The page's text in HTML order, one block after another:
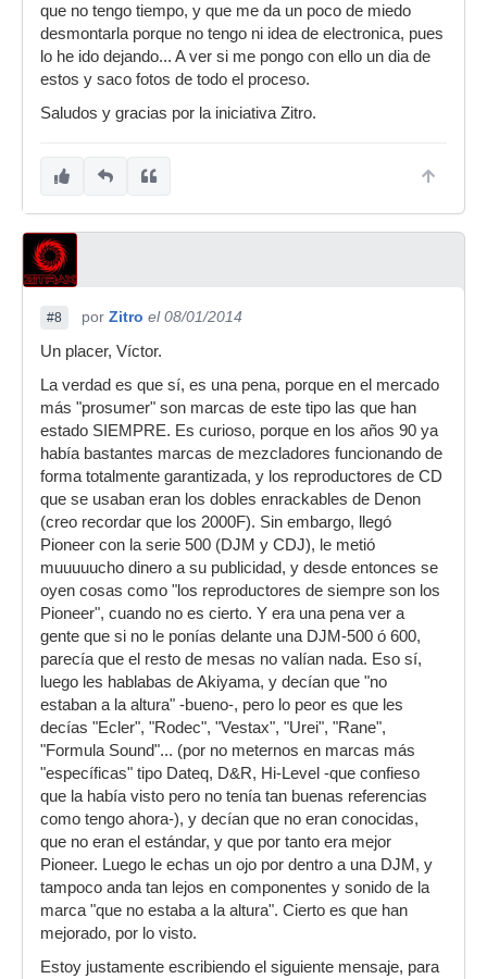
que no tengo tiempo, y que me da un poco de miedo
desmontarla porque no tengo ni idea de electronica, pues
lo he ido dejando... A ver si me pongo con ello un dia de
estos y saco fotos de todo el proceso.
Saludos y gracias por la iniciativa Zitro.
#8 por Zitro el 08/01/2014
Un placer, Víctor.
La verdad es que sí, es una pena, porque en el mercado
más "prosumer" son marcas de este tipo las que han
estado SIEMPRE. Es curioso, porque en los años 90 ya
había bastantes marcas de mezcladores funcionando de
forma totalmente garantizada, y los reproductores de CD
que se usaban eran los dobles enrackables de Denon
(creo recordar que los 2000F). Sin embargo, llegó
Pioneer con la serie 500 (DJM y CDJ), le metió
muuuuucho dinero a su publicidad, y desde entonces se
oyen cosas como "los reproductores de siempre son los
Pioneer", cuando no es cierto. Y era una pena ver a
gente que si no le ponías delante una DJM-500 ó 600,
parecía que el resto de mesas no valían nada. Eso sí,
luego les hablabas de Akiyama, y decían que "no
estaban a la altura" -bueno-, pero lo peor es que les
decías "Ecler", "Rodec", "Vestax", "Urei", "Rane",
"Formula Sound"... (por no meternos en marcas más
"específicas" tipo Dateq, D&R, Hi-Level -que confieso
que la había visto pero no tenía tan buenas referencias
como tengo ahora-), y decían que no eran conocidas,
que no eran el estándar, y que por tanto era mejor
Pioneer. Luego le echas un ojo por dentro a una DJM, y
tampoco anda tan lejos en componentes y sonido de la
marca "que no estaba a la altura". Cierto es que han
mejorado, por lo visto.
Estoy justamente escribiendo el siguiente mensaje, para